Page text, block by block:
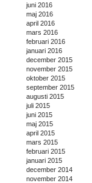
juni 2016
maj 2016
april 2016
mars 2016
februari 2016
januari 2016
december 2015
november 2015
oktober 2015
september 2015
augusti 2015
juli 2015
juni 2015
maj 2015
april 2015
mars 2015
februari 2015
januari 2015
december 2014
november 2014